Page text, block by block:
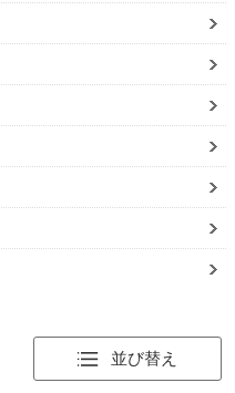
並び替え